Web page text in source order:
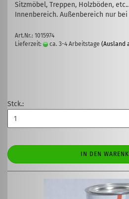
Sitzmöbel, Treppen, Holzböden,
Innenbereich. Außenbereich nur
Art.Nr.: 1015974
Lieferzeit:
ca. 3-4 Arbeitstage (Ausland
Stck.:
IN DEN